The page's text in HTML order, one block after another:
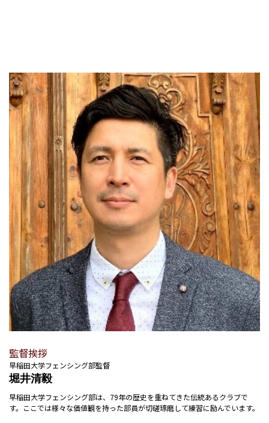
監督挨拶
早稲田大学フェンシング部監督
堀井清毅
早稲田大学フェンシング部は、79年の歴史を重ねてきた伝統あるクラブで
す。ここでは様々な価値観を持った部員が切磋琢磨して練習に励んでいます。